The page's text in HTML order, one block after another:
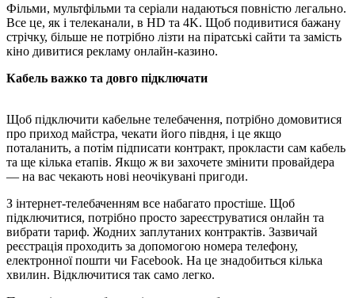
Фільми, мультфільми та серіали надаються повністю легально.
Все це, як і телеканали, в HD та 4K. Щоб подивитися бажану
стрічку, більше не потрібно лізти на піратські сайти та замість
кіно дивитися рекламу онлайн-казино.
Кабель важко та довго підключати
Щоб підключити кабельне телебачення, потрібно домовитися
про приход майстра, чекати його півдня, і це якщо
поталанить, а потім підписати контракт, прокласти сам кабель
та ще кілька етапів. Якщо ж ви захочете змінити провайдера
— на вас чекають нові неочікувані пригоди.
З інтернет-телебаченням все набагато простіше. Щоб
підключитися, потрібно просто зареєструватися онлайн та
вибрати тариф. Жодних заплутаних контрактів. Зазвичай
реєстрація проходить за допомогою номера телефону,
електронної пошти чи Facebook. На це знадобиться кілька
хвилин. Відключитися так само легко.